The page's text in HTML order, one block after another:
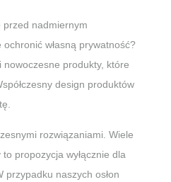
przed nadmiernym
własną prywatność?
nowoczesne produkty, które
design produktów
rozwiązaniami. Wiele
propozycja wyłącznie dla
przypadku naszych osłon